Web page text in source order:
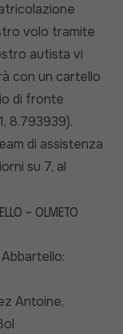
volo tramite
autista vi
con un cartello
di fronte
8.793939).
di assistenza
su 7, al
- Olmeto
Antoine,